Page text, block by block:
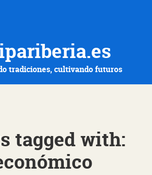
tradiciones, cultivando futuros
tagged with: